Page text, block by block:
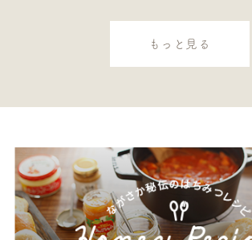
もっと見る